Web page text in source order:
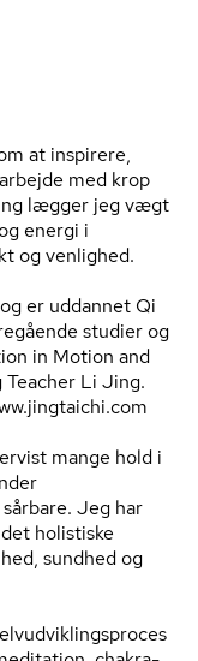
at inspirere,
med krop
lægger jeg vægt
energi i
og venlighed.
er uddannet Qi
studier og
in Motion and
Li Jing.
mange hold i
Jeg har
holistiske
sundhed og